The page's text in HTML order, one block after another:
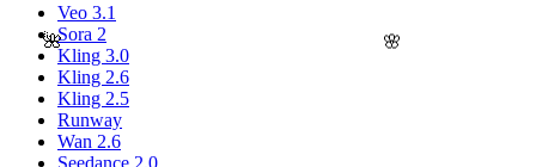
🌺 🌸
Veo 3.1
Sora 2
Kling 3.0
Kling 2.6
Kling 2.5
Runway
Wan 2.6
Seedance 2.0